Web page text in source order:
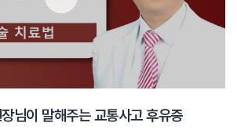
님이 말해주는 교통사고 후유증